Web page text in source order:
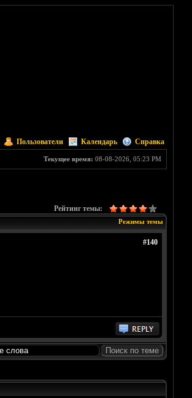
Пользователи Календарь Справка
Текущее время: 08-08-2026, 05:23 PM
Рейтинг темы:
Режимы темы
#140